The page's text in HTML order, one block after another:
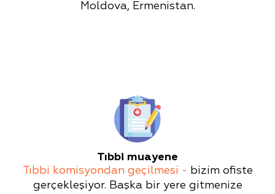
Moldova, Ermenistan.
Tıbbi muayene
Tıbbi komisyondan geçilmesi - bizim ofiste
gerçekleşiyor. Başka bir yere gitmenize